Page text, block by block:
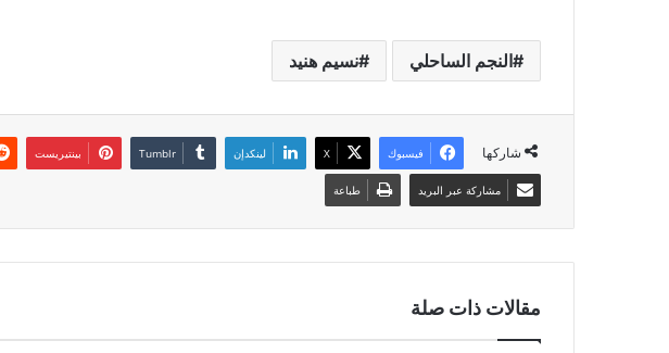
النجم الساحلي نسيم هنيد
شاركها فيسبوك ‫X لينكدإن بينتيريست
مشاركة عبر البريد طباعة
مقالات ذات صلة